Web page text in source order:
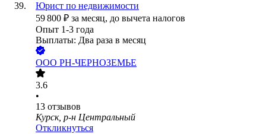
Юрист по недвижимости
59 800 ₽ за месяц, до вычета налогов
Опыт 1-3 года
Выплаты: Два раза в месяц
ООО РН-ЧЕРНОЗЕМЬЕ
3.6
•
13 отзывов
Курск, р-н Центральный
Откликнуться